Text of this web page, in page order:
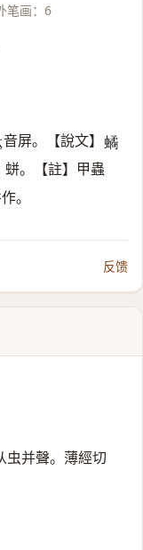
笔画：6
音屏。【說文】 𧑐
蛢。【註】甲蟲
。
反馈
虫并聲。薄經切